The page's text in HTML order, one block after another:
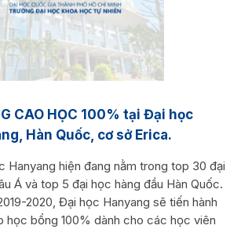
CAO HỌC 100% tại Đại học
Hàn Quốc, cơ sở Erica.
Hanyang hiện đang nằm trong top 30 đại
Á và top 5 đại học hàng đầu Hàn Quốc.
2020, Đại học Hanyang sẽ tiến hành
học bổng 100% dành cho các học viên